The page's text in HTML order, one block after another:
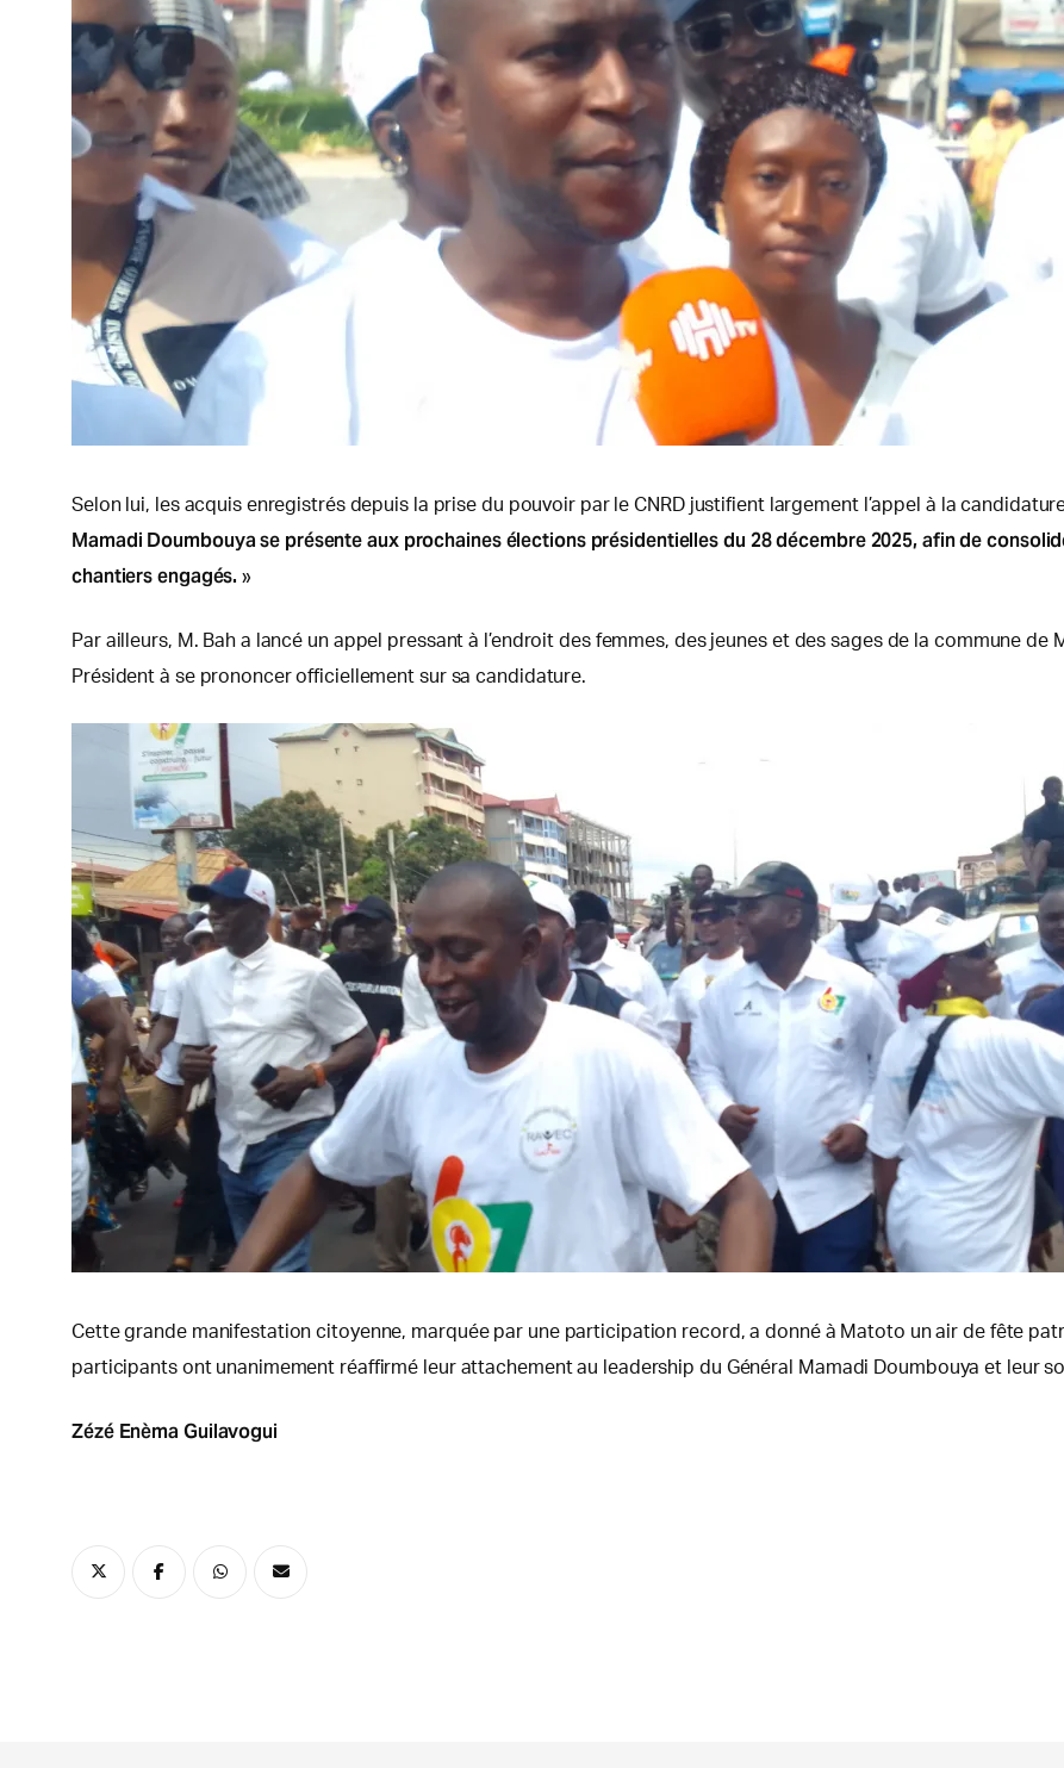
Selon lui, les acquis enregistrés depuis la prise du pouvoir par le CNRD justifient largement l’appel à la
Mamadi Doumbouya se présente aux prochaines élections présidentielles du 28 décembre 2025, afin de
chantiers engagés. »
Par ailleurs, M. Bah a lancé un appel pressant à l’endroit des femmes, des jeunes et des sages de la commune
Président à se prononcer officiellement sur sa candidature.
Cette grande manifestation citoyenne, marquée par une participation record, a donné à Matoto un air de fête
participants ont unanimement réaffirmé leur attachement au leadership du Général Mamadi Doumbouya et leur
Zézé Enèma Guilavogui